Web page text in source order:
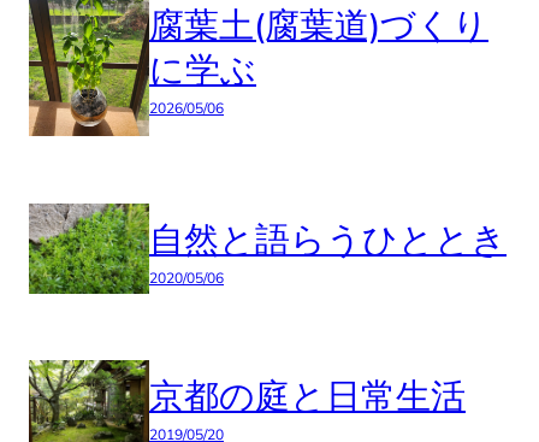
腐葉土(腐葉道)づくり
に学ぶ
2026/05/06
自然と語らうひととき
2020/05/06
京都の庭と日常生活
2019/05/20